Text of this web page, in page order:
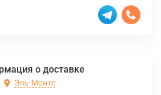
о доставке
Эль-Монте